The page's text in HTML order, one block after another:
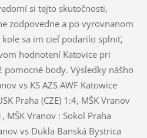
si tejto skutočnosti,
zodpovedne a po vyrovnanom
sa im cieľ podarilo splniť,
hodnotení Katovice pri
body. Výsledky nášho
vs KS AZS AWF Katowice
Praha (CZE) 1:4, MŠK Vranov
MŠK Vranov : Sokol Praha
vs Dukla Banská Bystrica